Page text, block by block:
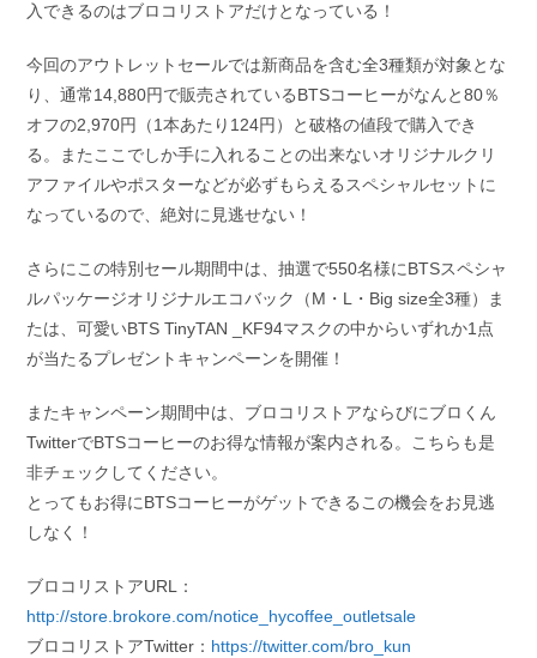
入できるのはブロコリストアだけとなっている！
今回のアウトレットセールでは新商品を含む全3種類が対象とな
り、通常14,880円で販売されているBTSコーヒーがなんと80％
オフの2,970円（1本あたり124円）と破格の値段で購入でき
る。またここでしか手に入れることの出来ないオリジナルクリ
アファイルやポスターなどが必ずもらえるスペシャルセットに
なっているので、絶対に見逃せない！
さらにこの特別セール期間中は、抽選で550名様にBTSスペシャ
ルパッケージオリジナルエコバック（M・L・Big size全3種）ま
たは、可愛いBTS TinyTAN _KF94マスクの中からいずれか1点
が当たるプレゼントキャンペーンを開催！
またキャンペーン期間中は、ブロコリストアならびにブロくん
TwitterでBTSコーヒーのお得な情報が案内される。こちらも是
非チェックしてください。
とってもお得にBTSコーヒーがゲットできるこの機会をお見逃
しなく！
ブロコリストアURL：
http://store.brokore.com/notice_hycoffee_outletsale
ブロコリストアTwitter： https://twitter.com/bro_kun